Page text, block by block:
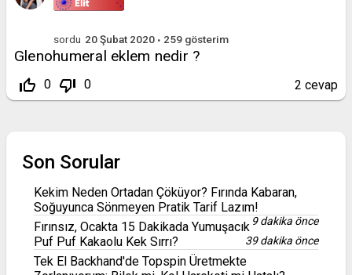
sordu 20 Şubat 2020 259 gösterim
Glenohumeral eklem nedir ?
thumb_up_off_alt 0 thumb_down_off_alt 0 2 cevap
Son Sorular
Kekim Neden Ortadan Çöküyor? Fırında Kabaran,
Soğuyunca Sönmeyen Pratik Tarif Lazım!
9 dakika önce
Fırınsız, Ocakta 15 Dakikada Yumuşacık
Puf Puf Kakaolu Kek Sırrı?
39 dakika önce
Tek El Backhand'de Topspin Üretmekte